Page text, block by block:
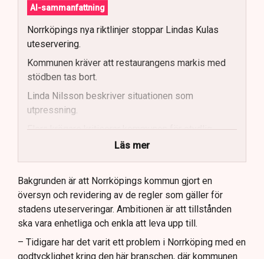
AI-sammanfattning
Norrköpings nya riktlinjer stoppar Lindas Kulas
uteservering.
Kommunen kräver att restaurangens markis med
stödben tas bort.
Linda Nilsson beskriver situationen som
utpressning.
Flera krögare kritiserar kommunen för otydlig
Kommunen vill skapa enhetliga regler för
uteserveringar.
Lindas Kula ställer in uteserveringen för
sommaren.
Läs mer
Bakgrunden är att Norrköpings kommun gjort en
översyn och revidering av de regler som gäller för
stadens uteserveringar. Ambitionen är att tillstånden
ska vara enhetliga och enkla att leva upp till.
– Tidigare har det varit ett problem i Norrköping med en
godtycklighet kring den här branschen, där kommunen